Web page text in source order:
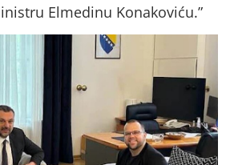
Elmedinu Konakoviću.”